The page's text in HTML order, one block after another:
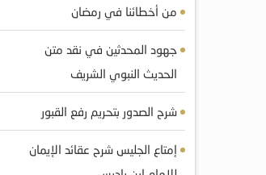
من أخطائنا في رمضان
جهود المحدثين في نقد متن
الحديث النبوي الشريف
شرح الصدور بتحريم رفع القبور
إمتاع الجليس شرح عقائد الإيمان